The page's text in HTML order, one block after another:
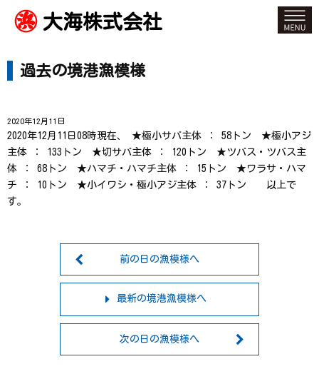
大海株式会社
過去の境港漁模様
2020年12月11日
2020年12月11日08時現在、 ★極小サバ主体 ： 58トン ★極小アジ
主体 ： 133トン ★切サバ主体 ： 120トン ★ツバス・ツバス主
体 ： 68トン ★ハマチ・ハマチ主体 ： 15トン ★ワラサ・ハマ
チ ： 10トン ★小イワシ・極小アジ主体 ： 37トン 以上で
す。
前の日の漁模様へ
最新の境港漁模様へ
次の日の漁模様へ